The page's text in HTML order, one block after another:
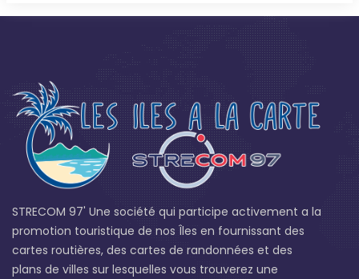
STRECOM 97' Une société qui participe activement a la
promotion touristique de nos Îles en fournissant des
cartes routières, des cartes de randonnées et des
plans de villes sur lesquelles vous trouverez une